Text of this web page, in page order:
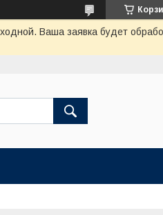
Ваша заявка будет